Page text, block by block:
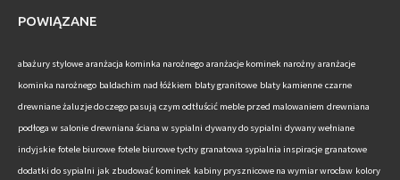
POWIĄZANE
abażury stylowe aranżacja kominka narożnego aranżacje kominek narożny aranżacje
kominka narożnego baldachim nad łóżkiem blaty granitowe blaty kamienne czarne
drewniane żaluzje do czego pasują czym odtłuścić meble przed malowaniem drewniana
podłoga w salonie drewniana ściana w sypialni dywany do sypialni dywany wełniane
indyjskie fotele biurowe fotele biurowe tychy granatowa sypialnia inspiracje granatowe
dodatki do sypialni jak zbudować kominek kabiny prysznicowe na wymiar wrocław kolory